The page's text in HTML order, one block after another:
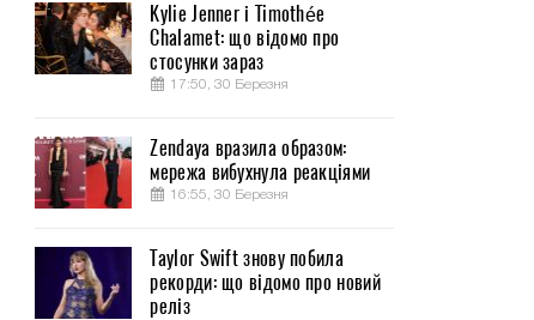
Kylie Jenner і Timothée
Chalamet: що відомо про
стосунки зараз
17:50, 30 Березня
Zendaya вразила образом:
мережа вибухнула реакціями
16:55, 30 Березня
Taylor Swift знову побила
рекорди: що відомо про новий
реліз